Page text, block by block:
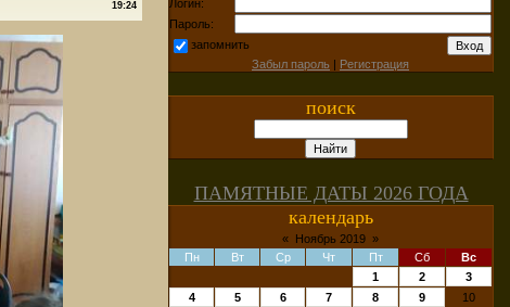
19:24
Логин:
Пароль:
запомнить
Забыл пароль | Регистрация
поиск
ПАМЯТНЫЕ ДАТЫ 2026 ГОДА
календарь
« Ноябрь 2019 »
Пн
Вт Ср Чт Пт Сб
Вс
1
2
3
4
5 6 7 8 9
10